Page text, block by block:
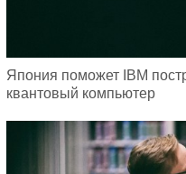
Япония поможет IBM
квантовый компьютер